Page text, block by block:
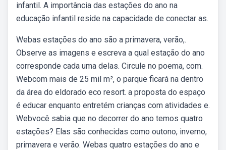
infantil. A importância das estações do ano na
educação infantil reside na capacidade de conectar as.
Webas estações do ano são a primavera, verão,.
Observe as imagens e escreva a qual estação do ano
corresponde cada uma delas. Circule no poema, com.
Webcom mais de 25 mil m², o parque ficará na dentro
da área do eldorado eco resort. a proposta do espaço
é educar enquanto entretém crianças com atividades e.
Webvocê sabia que no decorrer do ano temos quatro
estações? Elas são conhecidas como outono, inverno,
primavera e verão. Webas quatro estações do ano e